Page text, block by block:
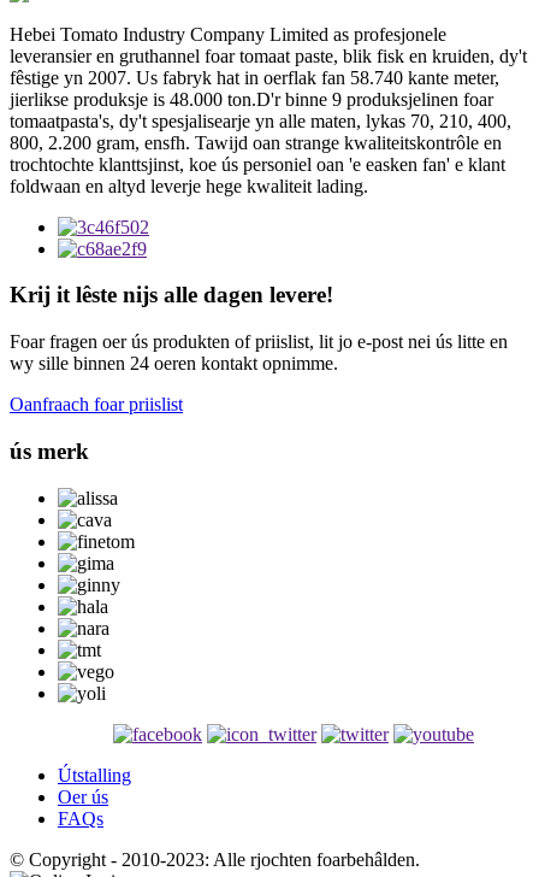
Hebei Tomato Industry Company Limited as profesjonele
leveransier en gruthannel foar tomaat paste, blik fisk en kruiden, dy't
fêstige yn 2007. Us fabryk hat in oerflak fan 58.740 kante meter,
jierlikse produksje is 48.000 ton.D'r binne 9 produksjelinen foar
tomaatpasta's, dy't spesjalisearje yn alle maten, lykas 70, 210, 400,
800, 2.200 gram, ensfh. Tawijd oan strange kwaliteitskontrôle en
trochtochte klanttsjinst, koe ús personiel oan 'e easken fan' e klant
foldwaan en altyd leverje hege kwaliteit lading.
Krij it lêste nijs alle dagen levere!
Foar fragen oer ús produkten of priislist, lit jo e-post nei ús litte en
wy sille binnen 24 oeren kontakt opnimme.
Oanfraach foar priislist
ús merk
Útstalling
Oer ús
FAQs
© Copyright - 2010-2023: Alle rjochten foarbehâlden.